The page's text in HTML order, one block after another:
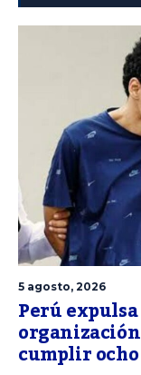
5 agosto, 2026
Perú
cumplir